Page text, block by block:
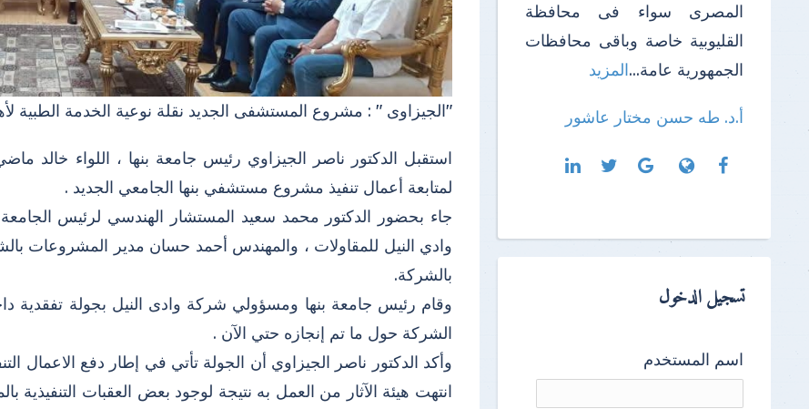
"الجيزاوى " : مشروع المستشفى الجديد نقلة نوعية الخدمة الطبية
استقبل الدكتور ناصر الجيزاوي رئيس جامعة بنها ، اللواء خالد
لمتابعة أعمال تنفيذ مشروع مستشفي بنها الجامعي الجديد .
جاء بحضور الدكتور محمد سعيد المستشار الهندسي لرئيس
وادي النيل للمقاولات ، والمهندس أحمد حسان مدير المشروعات
بالشركة.
وقام رئيس جامعة بنها ومسؤولي شركة وادى النيل بجولة
الشركة حول ما تم إنجازه حتي الآن .
وأكد الدكتور ناصر الجيزاوي أن الجولة تأتي في إطار دفع الاعمال
انتهت هيئة الآثار من العمل به نتيجة لوجود بعض العقبات التنفيذية
المصرى سواء فى محافظة
القليوبية خاصة وباقى محافظات
الجمهورية عامة...المزيد
أ.د. طه حسن مختار عاشور
تسجيل الدخول
اسم المستخدم